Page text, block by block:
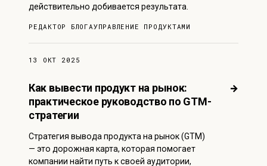
действительно добивается результата.
РЕДАКТОР БЛОГАУПРАВЛЕНИЕ ПРОДУКТАМИ
13 ОКТ 2025
Как вывести продукт на рынок:
практическое руководство по GTM-
стратегии
Стратегия вывода продукта на рынок (GTM)
— это дорожная карта, которая помогает
компании найти путь к своей аудитории,
→